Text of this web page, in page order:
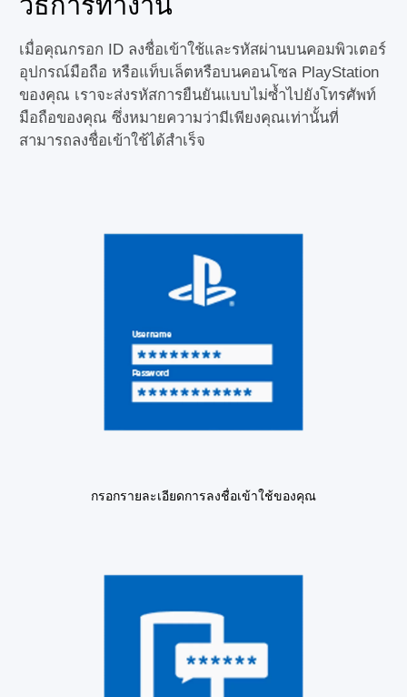
เมื่อคุณกรอก ID ลงชื่อเข้าใช้และรหัสผ่านบนคอมพิวเตอร์
อุปกรณ์มือถือ หรือแท็บเล็ตหรือบนคอนโซล PlayStation
ของคุณ เราจะส่งรหัสการยืนยันแบบไม่ซ้ำไปยังโทรศัพท์
มือถือของคุณ ซึ่งหมายความว่ามีเพียงคุณเท่านั้นที่
สามารถลงชื่อเข้าใช้ได้สำเร็จ
กรอกรายละเอียดการลงชื่อเข้าใช้ของคุณ